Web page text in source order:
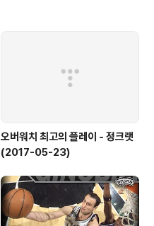
오버워치 최고의 플레이 - 정크랫
(2017-05-23)